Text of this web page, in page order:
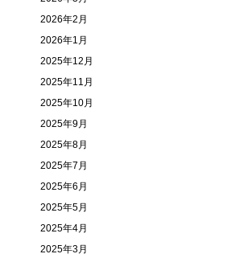
2026年2月
2026年1月
2025年12月
2025年11月
2025年10月
2025年9月
2025年8月
2025年7月
2025年6月
2025年5月
2025年4月
2025年3月